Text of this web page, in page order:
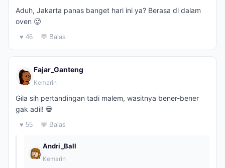
Aduh, Jakarta panas banget hari ini ya? Berasa di dalam
oven 🥵
♥ 46 💬 Balas
Fajar_Ganteng
Kemarin
Gila sih pertandingan tadi malem, wasitnya bener-bener
gak adil! 💀
♥ 55 💬 Balas
Andri_Ball
Kemarin